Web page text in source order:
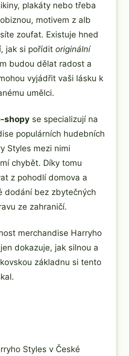
plakáty nebo třeba
motivem z alb
zoufat. Existuje hned
jak si pořídit originální
budou dělat radost a
vyjádřit vaši lásku k
umělci.
shopy se specializují na
populárních hudebních
Styles mezi nimi
chybět. Díky tomu
z pohodlí domova a
dodání bez zbytečných
ze zahraničí.
merchandise Harryho
dokazuje, jak silnou a
základnu si tento
Styles v České